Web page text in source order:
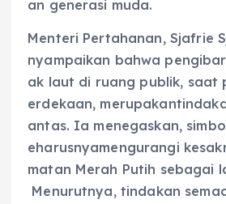
an generasi muda.
Menteri Pertahanan, Sjafrie
nyampaikan bahwa
ak laut di ruang publik, saat
erdekaan,
antas. Ia menegaskan,
eharusnyamengurangi
matan Merah Putih sebagai
Menurutnya, tindakan